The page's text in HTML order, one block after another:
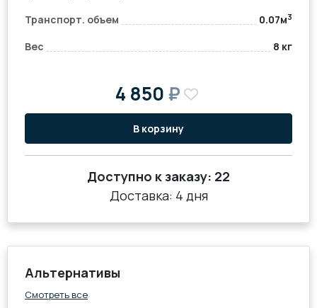
Транспорт. объем
0.07м3
Вес 8 кг
4 850₽
В корзину
Доступно к заказу: 22
Доставка: 4 дня
Альтернативы
Смотреть все